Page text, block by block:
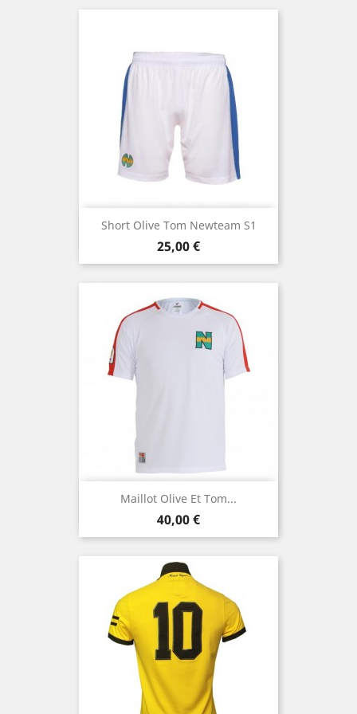
Short Olive Tom Newteam S1
Prix
25,00 €
Maillot Olive Et Tom...
Prix
40,00 €